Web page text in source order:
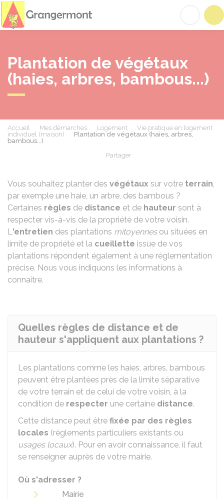
Plantation de végétaux
(haies, arbres, bambous...)
Accueil Mes démarches Logement
Vie pratique en logement
individuel (maison)
Plantation de végétaux (haies, arbres,
bambous...)
Partager
Vous souhaitez planter des végétaux sur votre terrain,
par exemple une haie, un arbre, des bambous ?
Certaines règles de distance et de hauteur sont à
respecter vis-à-vis de la propriété de votre voisin.
L'entretien des plantations mitoyennesou situées en
limite de propriété et la cueillette issue de vos
plantations répondent également à une réglementation
précise. Nous vous indiquons les informations à
connaître.
Quelles règles de distance et de
hauteur s'appliquent aux plantations ?
Les plantations comme les haies, arbres, bambous
peuvent être plantées près de la limite séparative
de votre terrain et de celui de votre voisin, à la
condition de respecter une certaine distance.
Cette distance peut être fixée par des règles
locales (règlements particuliers existants ou
usages locaux). Pour en avoir connaissance, il faut
se renseigner auprès de votre mairie.
Où s'adresser ?
Mairie